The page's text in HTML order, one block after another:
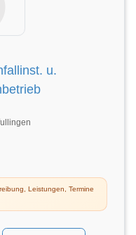
u.
Leistungen, Termine